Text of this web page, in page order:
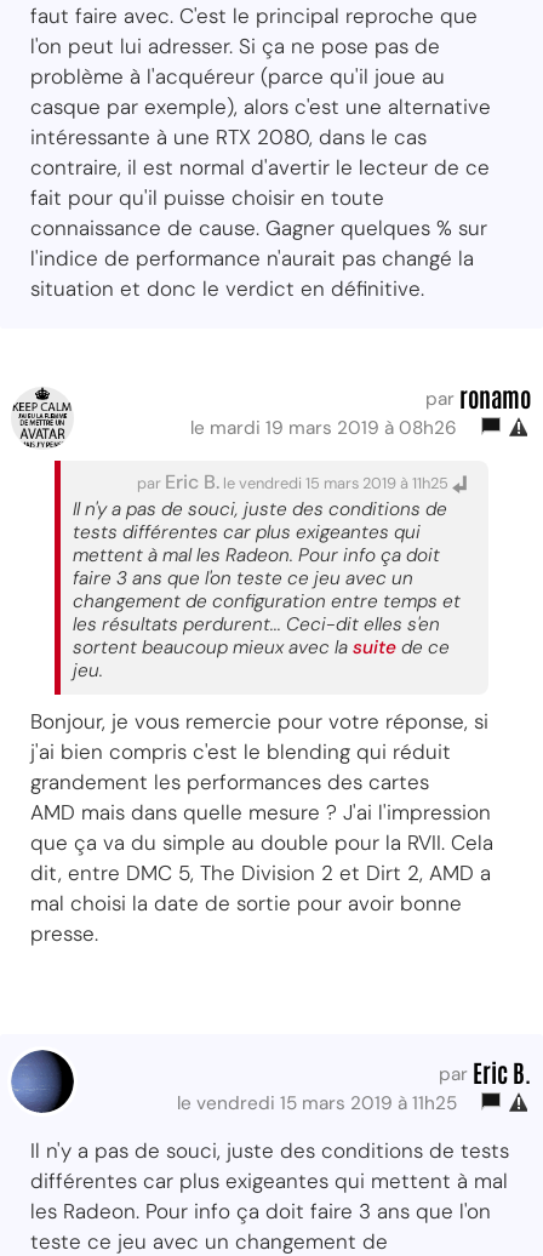
faut faire avec. C'est le principal reproche que
l'on peut lui adresser. Si ça ne pose pas de
problème à l'acquéreur (parce qu'il joue au
casque par exemple), alors c'est une alternative
intéressante à une RTX 2080, dans le cas
contraire, il est normal d'avertir le lecteur de ce
fait pour qu'il puisse choisir en toute
connaissance de cause. Gagner quelques % sur
l'indice de performance n'aurait pas changé la
situation et donc le verdict en définitive.
par ronamo
le mardi 19 mars 2019 à 08h26
par Eric B. le vendredi 15 mars 2019 à 11h25
Il n'y a pas de souci, juste des conditions de
tests différentes car plus exigeantes qui
mettent à mal les Radeon. Pour info ça doit
faire 3 ans que l'on teste ce jeu avec un
changement de configuration entre temps et
les résultats perdurent... Ceci-dit elles s'en
sortent beaucoup mieux avec la suite de ce
jeu.
Bonjour, je vous remercie pour votre réponse, si
j'ai bien compris c'est le blending qui réduit
grandement les performances des cartes
AMD mais dans quelle mesure ? J'ai l'impression
que ça va du simple au double pour la RVII. Cela
dit, entre DMC 5, The Division 2 et Dirt 2, AMD a
mal choisi la date de sortie pour avoir bonne
presse.
par Eric B.
le vendredi 15 mars 2019 à 11h25
Il n'y a pas de souci, juste des conditions de tests
différentes car plus exigeantes qui mettent à mal
les Radeon. Pour info ça doit faire 3 ans que l'on
teste ce jeu avec un changement de